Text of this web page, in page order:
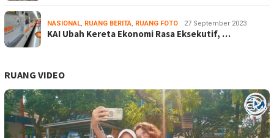
NASIONAL, RUANG BERITA, RUANG FOTO 27 September 2023
KAI Ubah Kereta Ekonomi Rasa Eksekutif, …
RUANG VIDEO